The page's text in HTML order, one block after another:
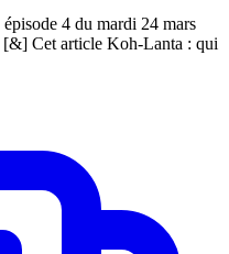
4 du mardi 24 mars
[&] Cet article Koh-Lanta : qui